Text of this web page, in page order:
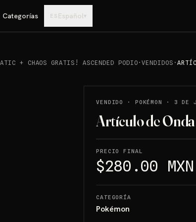
Categorías ES Español▾
+ CHAOS GRATIS! ASCENDED PODIO ·VENDIDOS ·
VENDIDO · POKÉMON · 3 DE
Artículo de Onda
PRECIO FINAL
$280.00 MXN
CATEGORÍA
Pokémon